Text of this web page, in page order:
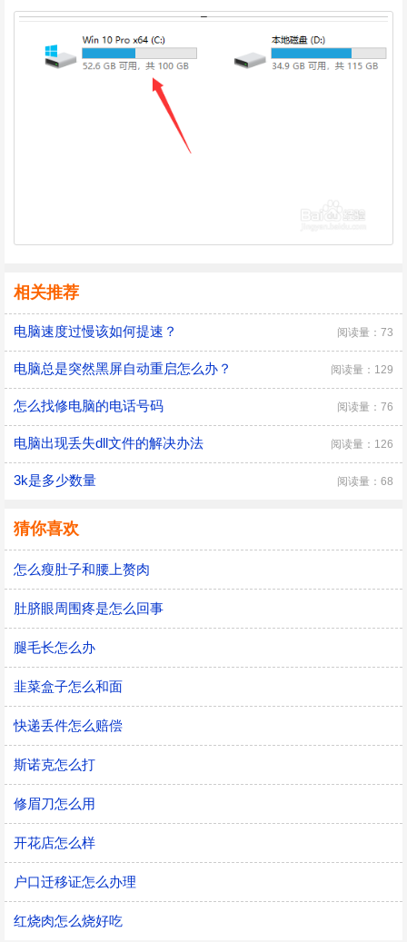
相关推荐
电脑速度过慢该如何提速？ 阅读量：73
电脑总是突然黑屏自动重启怎么办？ 阅读量：129
怎么找修电脑的电话号码 阅读量：76
电脑出现丢失dll文件的解决办法 阅读量：126
3k是多少数量 阅读量：68
猜你喜欢
怎么瘦肚子和腰上赘肉
肚脐眼周围疼是怎么回事
腿毛长怎么办
韭菜盒子怎么和面
快递丢件怎么赔偿
斯诺克怎么打
修眉刀怎么用
开花店怎么样
户口迁移证怎么办理
红烧肉怎么烧好吃